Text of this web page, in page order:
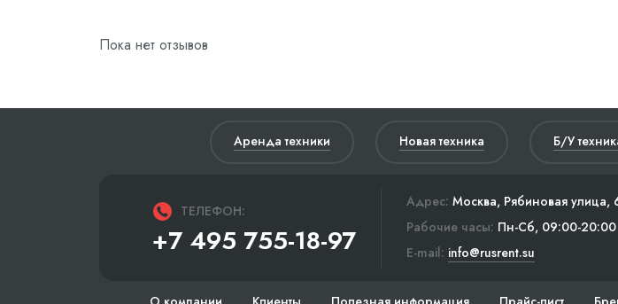
Пока нет отзывов
Аренда техники Новая техника Б/У
ТЕЛЕФОН:
+7 495 755-18-97
Адрес: Москва, Рябиновая улица,
Рабочие часы: Пн-Сб, 09:00-20:00
E-mail: info@rusrent.su